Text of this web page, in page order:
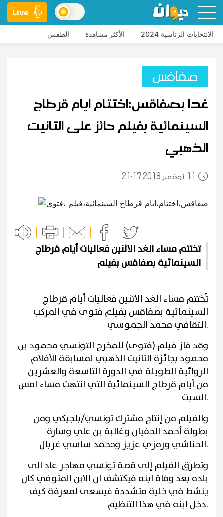
Live
الانتخابات الرئاسية 2024 الأكثر مشاهدة الطقس
صفاقس
غدا بصفاقس:اختتام ايام قرطاج
السينمائية بفيلم حائز على التانيت
الذهبي
11 21:17 2018 نوفمبر
تختتم مساء الغد الاثنين فعاليات أيام قرطاج
السينمائية بصفاقس بفيلم
تُختتم مساء الغد الاثنين فعاليات أيام قرطاج
السينمائية بصفاقس بفيلم فتوى في المركب
الثقافي محمد الجموسي.
وقد فاز فيلم (فتوى) للمخرج التونسي محمود بن
محمود بجائزة التانيت الذهبي لمسابقة الأفلام
الروائية الطويلة في الدورة التاسعة والعشرين
من أيام قرطاج السينمائية التي انتهت مساء امس
السبت.
والفيلم من إنتاج مشترك تونسي/بلجيكي ومن
بطولة أحمد الحفيان وغالية بن علي وسارة
الحناشي ورمزي عزيز ومحمد ساسي غربال.
وتطرق الفيلم إلى قصة تونسي مهاجر عاد الى
بلده بعد وفاة ابنه فيكتشف ان الابن المتوفي كان
ينشط في خلية متشددة فيسعى لمعرفة كيف
دخل ابنه في هذا التنظيم.